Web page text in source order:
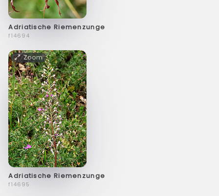
Adriatische Riemenzunge
f14694
Zoom
Adriatische Riemenzunge
f14695